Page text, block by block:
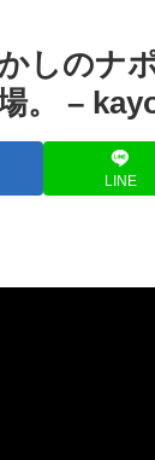
しのナ
。 –
LINE